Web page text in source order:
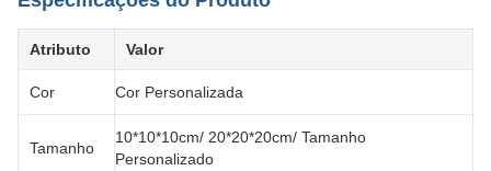
Atributo Valor
Cor Cor Personalizada
Tamanho
10*10*10cm/ 20*20*20cm/ Tamanho
Personalizado